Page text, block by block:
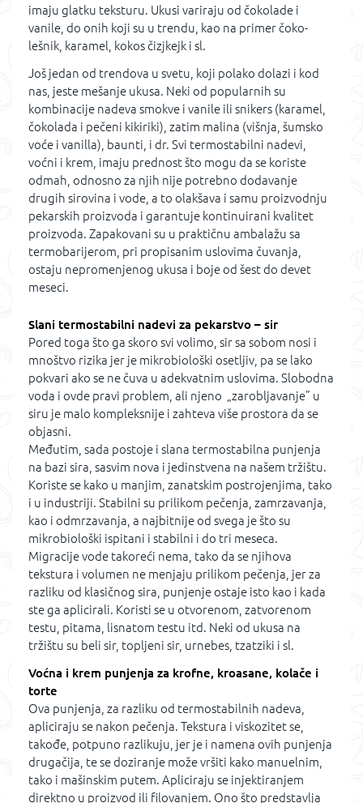
imaju glatku teksturu. Ukusi variraju od čokolade i
vanile, do onih koji su u trendu, kao na primer čoko-
lešnik, karamel, kokos čizjkejk i sl.
Još jedan od trendova u svetu, koji polako dolazi i kod
nas, jeste mešanje ukusa. Neki od popularnih su
kombinacije nadeva smokve i vanile ili snikers (karamel,
čokolada i pečeni kikiriki), zatim malina (višnja, šumsko
voće i vanilla), baunti, i dr. Svi termostabilni nadevi,
voćni i krem, imaju prednost što mogu da se koriste
odmah, odnosno za njih nije potrebno dodavanje
drugih sirovina i vode, a to olakšava i samu proizvodnju
pekarskih proizvoda i garantuje kontinuirani kvalitet
proizvoda. Zapakovani su u praktičnu ambalažu sa
termobarijerom, pri propisanim uslovima čuvanja,
ostaju nepromenjenog ukusa i boje od šest do devet
meseci.
Slani termostabilni nadevi za pekarstvo – sir
Pored toga što ga skoro svi volimo, sir sa sobom nosi i
mnoštvo rizika jer je mikrobiološki osetljiv, pa se lako
pokvari ako se ne čuva u adekvatnim uslovima. Slobodna
voda i ovde pravi problem, ali njeno „zarobljavanje” u
siru je malo kompleksnije i zahteva više prostora da se
objasni.
Međutim, sada postoje i slana termostabilna punjenja
na bazi sira, sasvim nova i jedinstvena na našem tržištu.
Koriste se kako u manjim, zanatskim postrojenjima, tako
i u industriji. Stabilni su prilikom pečenja, zamrzavanja,
kao i odmrzavanja, a najbitnije od svega je što su
mikrobiološki ispitani i stabilni i do tri meseca.
Migracije vode takoreći nema, tako da se njihova
tekstura i volumen ne menjaju prilikom pečenja, jer za
razliku od klasičnog sira, punjenje ostaje isto kao i kada
ste ga aplicirali. Koristi se u otvorenom, zatvorenom
testu, pitama, lisnatom testu itd. Neki od ukusa na
tržištu su beli sir, topljeni sir, urnebes, tzatziki i sl.
Voćna i krem punjenja za krofne, kroasane, kolače i
torte
Ova punjenja, za razliku od termostabilnih nadeva,
apliciraju se nakon pečenja. Tekstura i viskozitet se,
takođe, potpuno razlikuju, jer je i namena ovih punjenja
drugačija, te se doziranje može vršiti kako manuelnim,
tako i mašinskim putem. Apliciraju se injektiranjem
direktno u proizvod ili filovanjem. Ono što predstavlja